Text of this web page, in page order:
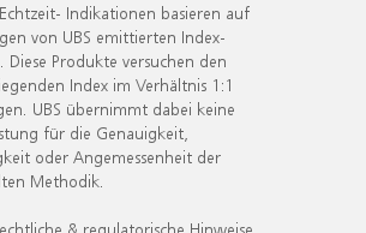
Indikationen basieren auf
von UBS emittierten Index-
Diese Produkte versuchen den
Index im Verhältnis 1:1
UBS übernimmt dabei keine
für die Genauigkeit,
oder Angemessenheit der
Methodik.